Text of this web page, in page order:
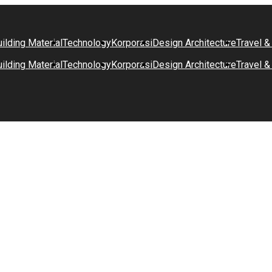
MaterialTechnologyKorporasiDesign ArchitectureTravel
MaterialTechnologyKorporasiDesign ArchitectureTravel